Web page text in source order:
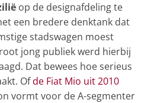
op de designafdeling te
een bredere denktank dat
stadswagen moest
jong publiek werd hierbij
Dat bewees hoe serieus
Ofde Fiat Mio uit 2010
vormt voor de A-segmenter